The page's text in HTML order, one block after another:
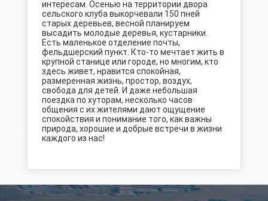
интересам. Осенью на территории двора
сельского клуба выкорчевали 150 пней
старых деревьев, весной планируем
высадить молодые деревья, кустарники.
Есть маленькое отделение почты,
фельдшерский пункт. Кто-то мечтает жить в
крупной станице или городе, но многим, кто
здесь живет, нравится спокойная,
размеренная жизнь, простор, воздух,
свобода для детей. И даже небольшая
поездка по хуторам, несколько часов
общения с их жителями дают ощущение
спокойствия и понимание того, как важны
природа, хорошие и добрые встречи в жизни
каждого из нас!